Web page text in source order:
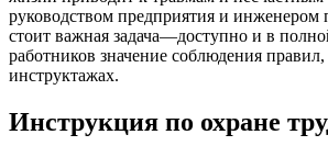
руководством предприятия и инженером
стоит важная задача—доступно и в
работников значение соблюдения
инструктажах.
Инструкция по охране